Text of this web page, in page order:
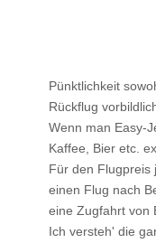
Pünktlichkeit
Rückflug
Wenn man Easy-
Kaffee, Bier etc.
Für den Flugpreis
einen Flug nach
eine Zugfahrt von
Ich versteh' die